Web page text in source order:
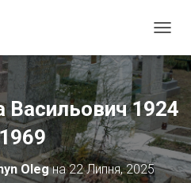
Е
Р
Е
М
К
Н
У
И
Васильович 1924
Olegна22 Липня, 2025